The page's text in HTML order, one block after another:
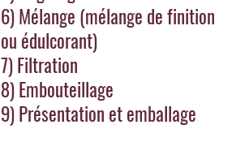
6) Mélange (mélange de finition
ou édulcorant)
7) Filtration
8) Embouteillage
9) Présentation et emballage